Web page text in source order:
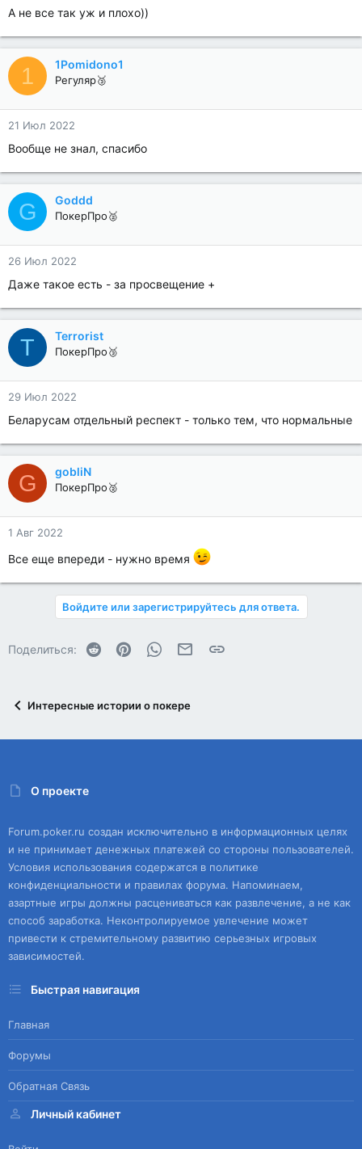
А не все так уж и плохо))
1 1Pomidono1
Регуляр🥉
21 Июл 2022
Вообще не знал, спасибо
G Goddd
ПокерПро🥈
26 Июл 2022
Даже такое есть - за просвещение +
T Terrorist
ПокерПро🥉
29 Июл 2022
Беларусам отдельный респект - только тем, что нормальные
G gobliN
ПокерПро🥈
1 Авг 2022
Все еще впереди - нужно время
Войдите или зарегистрируйтесь для ответа.
Поделиться: Reddit PinterestWhatsAppЭлектронная почта
Ссылка
Интересные истории о покере
О проекте
Forum.poker.ru создан исключительно в информационных целях
и не принимает денежных платежей со стороны пользователей.
Условия использования содержатся в политике
конфиденциальности и правилах форума. Напоминаем,
азартные игры должны расцениваться как развлечение, а не как
способ заработка. Неконтролируемое увлечение может
привести к стремительному развитию серьезных игровых
зависимостей.
Быстрая навигация
Главная
Форумы
Обратная Связь
Личный кабинет